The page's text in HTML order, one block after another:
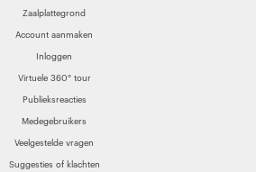
Zaalplattegrond
Account aanmaken
Inloggen
Virtuele 360° tour
Publieksreacties
Medegebruikers
Veelgestelde vragen
Suggesties of klachten